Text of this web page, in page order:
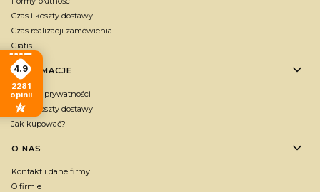
Czas i koszty dostawy
Czas realizacji zamówienia
Gratis
INFORMACJE
Polityka prywatności
Czas i koszty dostawy
Jak kupować?
O NAS
Kontakt i dane firmy
O firmie
4.9
2281
opinii